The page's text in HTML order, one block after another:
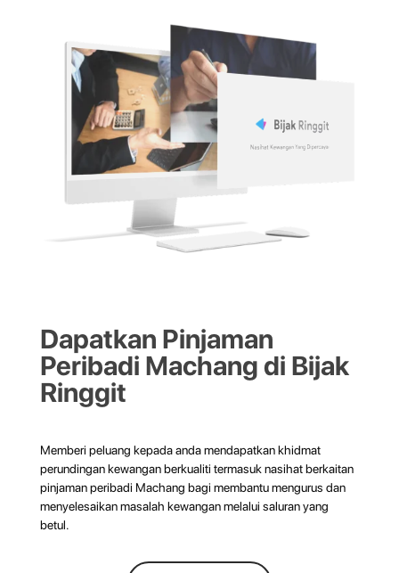
Dapatkan Pinjaman
Peribadi Machang di Bijak
Ringgit
Memberi peluang kepada anda mendapatkan khidmat
perundingan kewangan berkualiti termasuk nasihat berkaitan
pinjaman peribadi Machang bagi membantu mengurus dan
menyelesaikan masalah kewangan melalui saluran yang
betul.